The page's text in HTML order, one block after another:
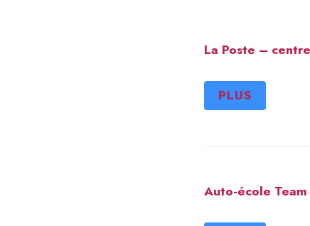
La Poste –
PLUS
Auto-école